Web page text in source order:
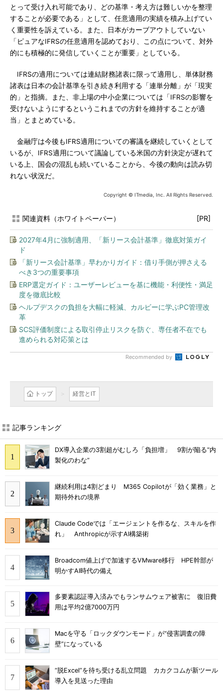
とって受け入れ可能であり、どの基準・考え方は難しいかを整理
することが必要である」として、任意適用の実績を積み上げてい
く重要性を訴えている。また、日本がカーブアウトしていない
「ピュアなIFRSの任意適用を認めており、この点について、対外
的にも積極的に発信していくことが重要」としている。
IFRSの適用については連結財務諸表に限って適用し、単体財務
諸表は日本の会計基準を引き続き利用する「連単分離」が「現実
的」と指摘。また、非上場の中小企業については「IFRSの影響を
受けないようにするというこれまでの方針を維持することが適
当」とまとめている。
金融庁は今後もIFRS適用についての審議を継続していくとして
いるが、IFRS適用について議論している米国の方針決定が遅れて
いる上、国会の混乱も続いていることから、今後の動向は読み切
れない状況だ。
Copyright © ITmedia, Inc. All Rights Reserved.
関連資料（ホワイトペーパー） [PR]
2027年4月に強制適用、「新リース会計基準」徹底対策ガイ
ド
「新リース会計基準」早わかりガイド：借り手側が押さえる
べき3つの重要事項
ERP選定ガイド：ユーザーレビューを基に機能・利便性・満足
度を徹底比較
ヘルプデスクの負担を大幅に軽減、カルビーに学ぶPC管理改
革
SCS評価制度による取引停止リスクを防ぐ、専任者不在でも
進められる対応策とは
Recommended by
トップ 経営とIT
記事ランキング
DX導入企業の3割超がむしろ「負担増」 9割が陥る“内
製化のわな”
継続利用は4割どまり M365 Copilotが「効く業務」と
期待外れの境界
Claude Codeでは「エージェントを作るな、スキルを作
れ」 Anthropicが示すAI構築術
Broadcom値上げで加速するVMware移行 HPE幹部が
明かすAI時代の備え
多要素認証導入済みでもランサムウェア被害に 復旧費
用は平均2億7000万円
Macを守る「ロックダウンモード」が“侵害調査の障
壁”になっている
“脱Excel”を待ち受ける乱立問題 カカクコムが新ツール
導入を見送った理由